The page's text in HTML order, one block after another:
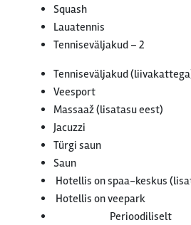
Squash
Lauatennis
Tenniseväljakud – 2
Tenniseväljakud
Veesport
Massaaž (lisatasu eest)
Jacuzzi
Türgi saun
Saun
Hotellis on spaa-keskus
Hotellis on veepark
Perioodiliselt